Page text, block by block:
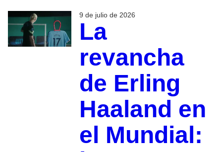
9 de julio de 2026
La
revancha
de Erling
Haaland en
el Mundial: